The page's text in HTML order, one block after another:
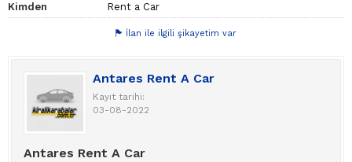
Kimden
Rent a Car
İlan ile ilgili şikayetim var
Antares Rent A Car
Kayıt tarihi:
03-08-2022
Antares Rent A Car